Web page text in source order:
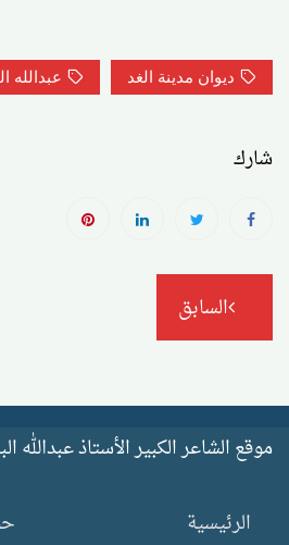
ديوان مدينة الغد عبدالله
شارك
تصفّح
المقالات
السابق
موقع الشاعر الكبير الأستاذ عبدالله
الرئيسية